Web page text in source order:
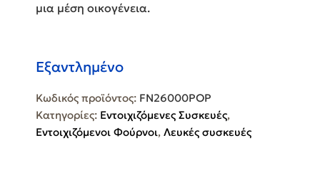
μια μέση οικογένεια.
Εξαντλημένο
Κωδικός προϊόντος: FN26000POP
Κατηγορίες: Εντοιχιζόμενες Συσκευές,
Εντοιχιζόμενοι Φούρνοι, Λευκές συσκευές